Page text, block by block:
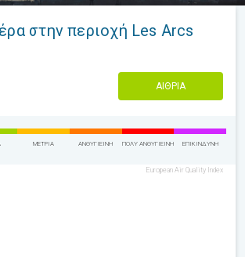
στην περιοχή Les Arcs
ΑΊΘΡΙΑ
ΜΈΤΡΙΑ ΑΝΘΥΓΙΕΙΝΉ ΠΟΛΎ ΑΝΘΥΓΙΕΙΝΉ ΕΠΙΚΊΝΔΥΝΗ
European Air Quality Index